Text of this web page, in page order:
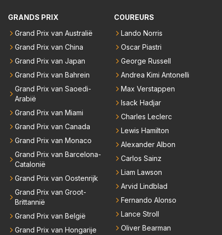
n meer. Ook andere teams verliezen mensen. Er wo
rdt teveel drama van gemaakt.
raag wilde. Max was tevreden, de rest is bonus. Iets
dergelijks heb ik bijvoorbeeld Lando Norris nog niet
horen zeggen. Eigenlijk nog geen enkele andere cou
reur...
materiaal .. Het kan en mag nooit zo zijn dat hij qua r
an begrijpt je het echt niet en doe je Lewis en Max to
ch echt te kort ..
GRANDS PRIX
Grand Prix van Australië
Grand Prix van China
Grand Prix van Japan
Grand Prix van Bahrein
Grand Prix van Saoedi-
Arabië
Grand Prix van Miami
Grand Prix van Canada
Grand Prix van Monaco
Grand Prix van Barcelona-
Catalonië
Grand Prix van Oostenrijk
Grand Prix van Groot-
Brittannië
Grand Prix van België
Grand Prix van Hongarije
COUREURS
Lando Norris
Oscar Piastri
George Russell
Andrea Kimi Antonelli
Max Verstappen
Isack Hadjar
Charles Leclerc
Lewis Hamilton
Alexander Albon
Carlos Sainz
Liam Lawson
Arvid Lindblad
Fernando Alonso
Lance Stroll
Oliver Bearman